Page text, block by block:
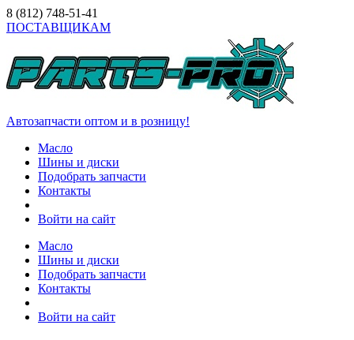
8 (812) 748-51-41
ПОСТАВЩИКАМ
Автозапчасти оптом и в розницу!
Масло
Шины и диски
Подобрать запчасти
Контакты
Войти на сайт
Масло
Шины и диски
Подобрать запчасти
Контакты
Войти на сайт